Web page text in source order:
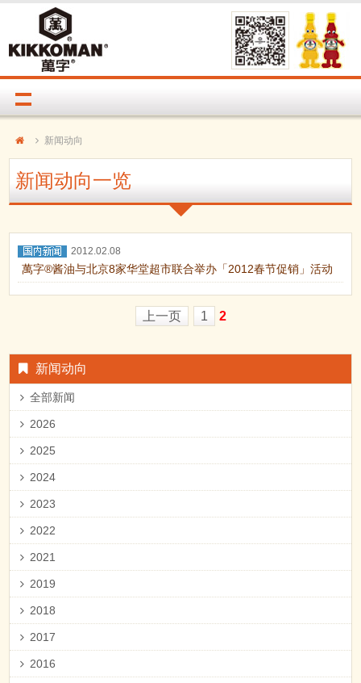
新闻动向
新闻动向一览
2012.02.08
萬字®酱油与北京8家华堂超市联合举办「2012春节促销」活动
上一页 1 2
新闻动向
全部新闻
2026
2025
2024
2023
2022
2021
2019
2018
2017
2016